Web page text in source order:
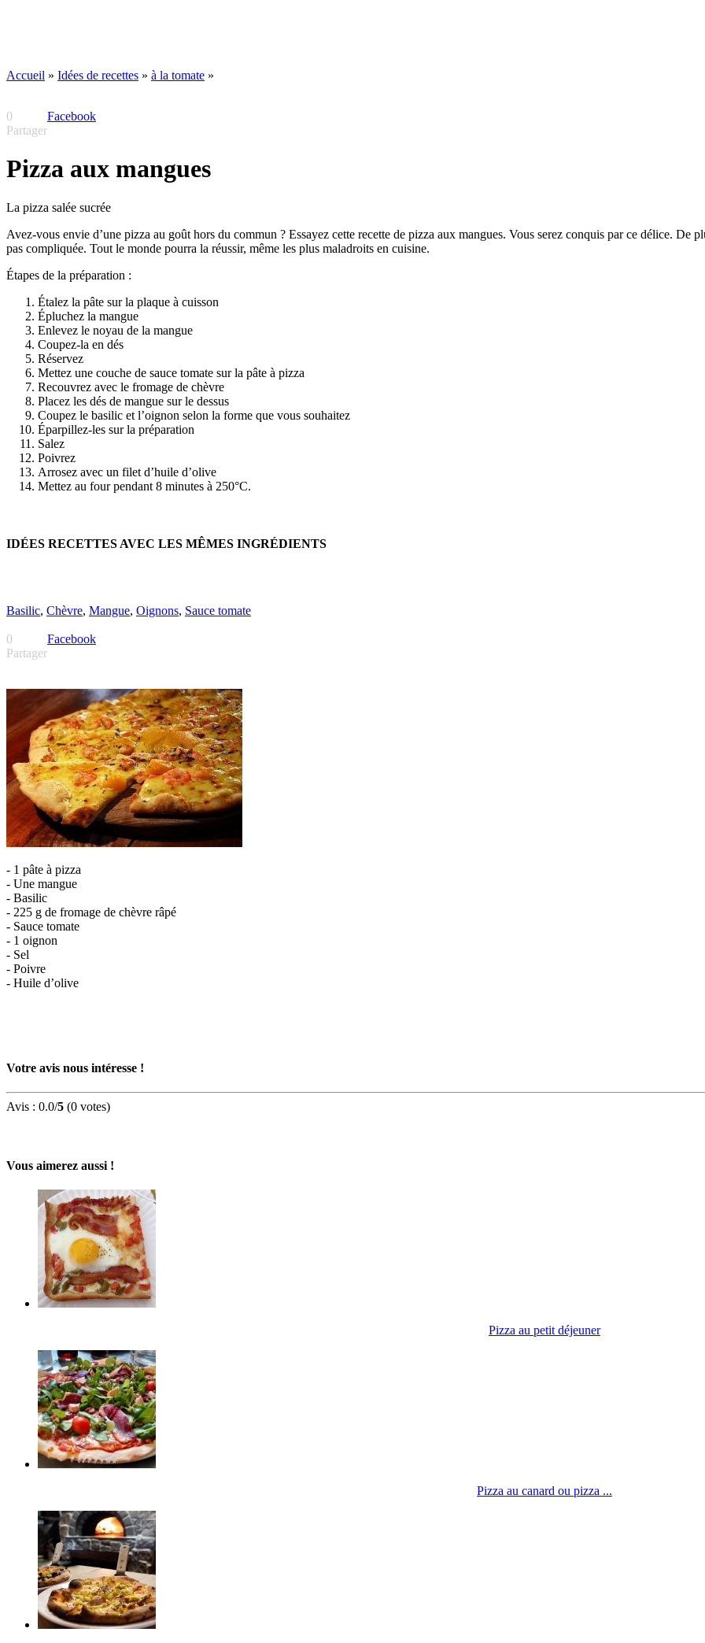
Accueil » Idées de recettes » à la tomate »
0
Partager
Facebook
Pizza aux mangues
La pizza salée sucrée
Avez-vous envie d’une pizza au goût hors du commun ? Essayez cette recette de pizza aux mangues. Vous serez conquis par ce délice. De
pas compliquée. Tout le monde pourra la réussir, même les plus maladroits en cuisine.
Étapes de la préparation :
Étalez la pâte sur la plaque à cuisson
Épluchez la mangue
Enlevez le noyau de la mangue
Coupez-la en dés
Réservez
Mettez une couche de sauce tomate sur la pâte à pizza
Recouvrez avec le fromage de chèvre
Placez les dés de mangue sur le dessus
Coupez le basilic et l’oignon selon la forme que vous souhaitez
Éparpillez-les sur la préparation
Salez
Poivrez
Arrosez avec un filet d’huile d’olive
Mettez au four pendant 8 minutes à 250°C.
IDÉES RECETTES AVEC LES MÊMES INGRÉDIENTS
Basilic, Chèvre, Mangue, Oignons, Sauce tomate
0
Partager
Facebook
- 1 pâte à pizza
- Une mangue
- Basilic
- 225 g de fromage de chèvre râpé
- Sauce tomate
- 1 oignon
- Sel
- Poivre
- Huile d’olive
Votre avis nous intéresse !
Avis : 0.0/5 (0 votes)
Vous aimerez aussi !
Pizza au petit déjeuner
Pizza au canard ou pizza ...